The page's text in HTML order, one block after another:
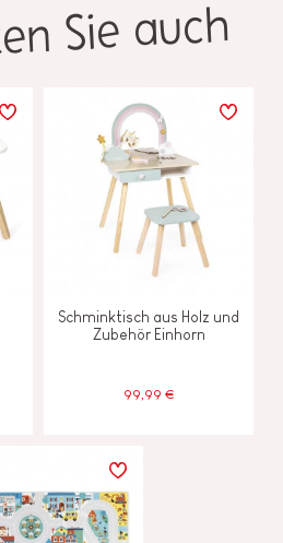
Sie auch
Schminktisch aus Holz und
Zubehör Einhorn
99,99 €